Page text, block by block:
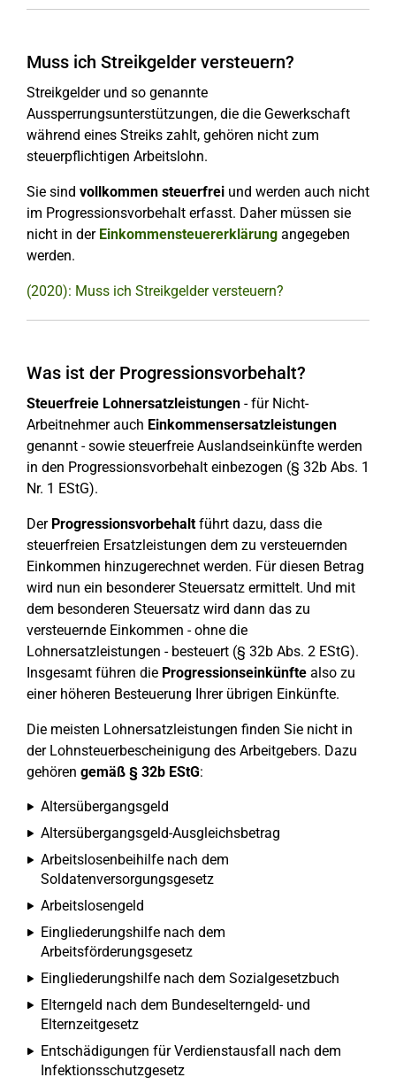
Muss ich Streikgelder versteuern?
Streikgelder und so genannte
Aussperrungsunterstützungen, die die Gewerkschaft
während eines Streiks zahlt, gehören nicht zum
steuerpflichtigen Arbeitslohn.
Sie sind vollkommen steuerfrei und werden auch nicht
im Progressionsvorbehalt erfasst. Daher müssen sie
nicht in der Einkommensteuererklärung angegeben
werden.
(2020): Muss ich Streikgelder versteuern?
Was ist der Progressionsvorbehalt?
Steuerfreie Lohnersatzleistungen - für Nicht-
Arbeitnehmer auch Einkommensersatzleistungen
genannt - sowie steuerfreie Auslandseinkünfte werden
in den Progressionsvorbehalt einbezogen (§ 32b Abs. 1
Nr. 1 EStG).
Der Progressionsvorbehaltführt dazu, dass die
steuerfreien Ersatzleistungen dem zu versteuernden
Einkommen hinzugerechnet werden. Für diesen Betrag
wird nun ein besonderer Steuersatz ermittelt. Und mit
dem besonderen Steuersatz wird dann das zu
versteuernde Einkommen - ohne die
Lohnersatzleistungen - besteuert (§ 32b Abs. 2 EStG).
Insgesamt führen die Progressionseinkünfte also zu
einer höheren Besteuerung Ihrer übrigen Einkünfte.
Die meisten Lohnersatzleistungen finden Sie nicht in
der Lohnsteuerbescheinigung des Arbeitgebers. Dazu
gehören gemäß § 32b EStG:
Altersübergangsgeld
Altersübergangsgeld-Ausgleichsbetrag
Arbeitslosenbeihilfe nach dem
Soldatenversorgungsgesetz
Arbeitslosengeld
Eingliederungshilfe nach dem
Arbeitsförderungsgesetz
Eingliederungshilfe nach dem Sozialgesetzbuch
Elterngeld nach dem Bundeselterngeld- und
Elternzeitgesetz
Entschädigungen für Verdienstausfall nach dem
Infektionsschutzgesetz